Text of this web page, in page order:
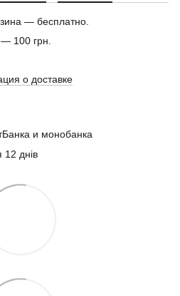
— бесплатно.
100 грн.
о доставке
и монобанка
12 днів